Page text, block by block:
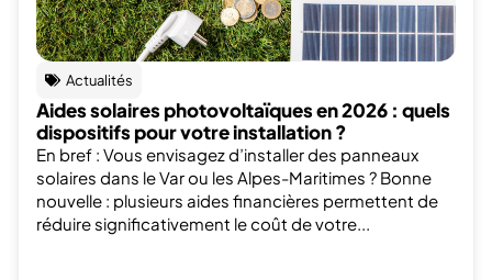
Actualités
Aides solaires photovoltaïques en 2026 : quels
dispositifs pour votre installation ?
En bref : Vous envisagez d’installer des panneaux
solaires dans le Var ou les Alpes-Maritimes ? Bonne
nouvelle : plusieurs aides financières permettent de
réduire significativement le coût de votre...